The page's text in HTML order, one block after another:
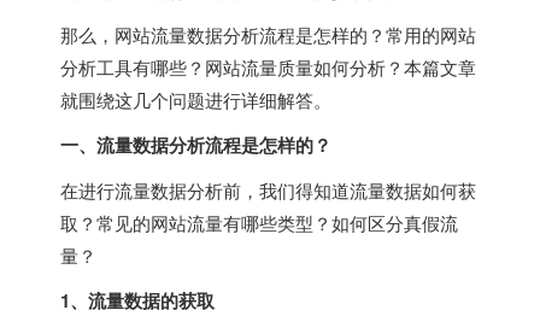
那么，网站流量数据分析流程是怎样的？常用的网站
分析工具有哪些？网站流量质量如何分析？本篇文章
就围绕这几个问题进行详细解答。
一、流量数据分析流程是怎样的？
在进行流量数据分析前，我们得知道流量数据如何获
取？常见的网站流量有哪些类型？如何区分真假流
量？
1、流量数据的获取